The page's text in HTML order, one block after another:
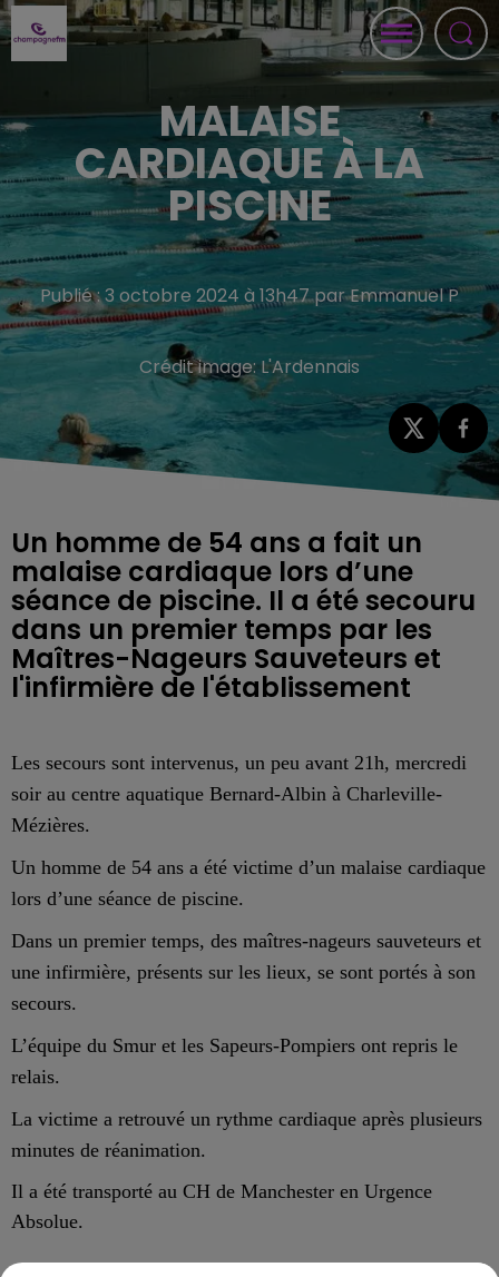
MALAISE
CARDIAQUE À LA
PISCINE
Publié : 3 octobre 2024 à 13h47 par Emmanuel P
Crédit image: L'Ardennais
Un homme de 54 ans a fait un
malaise cardiaque lors d’une
séance de piscine. Il a été secouru
dans un premier temps par les
Maîtres-Nageurs Sauveteurs et
l'infirmière de l'établissement
Les secours sont intervenus, un peu avant 21h, mercredi
soir au centre aquatique Bernard-Albin à Charleville-
Mézières.
Un homme de 54 ans a été victime d’un malaise cardiaque
lors d’une séance de piscine.
Dans un premier temps, des maîtres-nageurs sauveteurs et
une infirmière, présents sur les lieux, se sont portés à son
secours.
L’équipe du Smur et les Sapeurs-Pompiers ont repris le
relais.
La victime a retrouvé un rythme cardiaque après plusieurs
minutes de réanimation.
Il a été transporté au CH de Manchester en Urgence
Absolue.